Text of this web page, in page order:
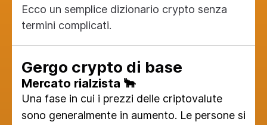
Ecco un semplice dizionario crypto senza
termini complicati.
Gergo crypto di base
Mercato rialzista 🐂
Una fase in cui i prezzi delle criptovalute
sono generalmente in aumento. Le persone si